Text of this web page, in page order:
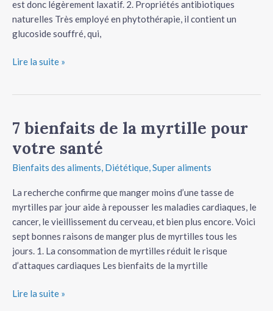
est donc légèrement laxatif. 2. Propriétés antibiotiques
naturelles Très employé en phytothérapie, il contient un
glucoside souffré, qui,
Lire la suite »
7 bienfaits de la myrtille pour
votre santé
Bienfaits des aliments, Diététique,Super aliments
La recherche confirme que manger moins d’une tasse de
myrtilles par jour aide à repousser les maladies cardiaques, le
cancer, le vieillissement du cerveau, et bien plus encore. Voici
sept bonnes raisons de manger plus de myrtilles tous les
jours. 1. La consommation de myrtilles réduit le risque
d’attaques cardiaques Les bienfaits de la myrtille
7
de
la
pour
votre
santé
Lire la suite »